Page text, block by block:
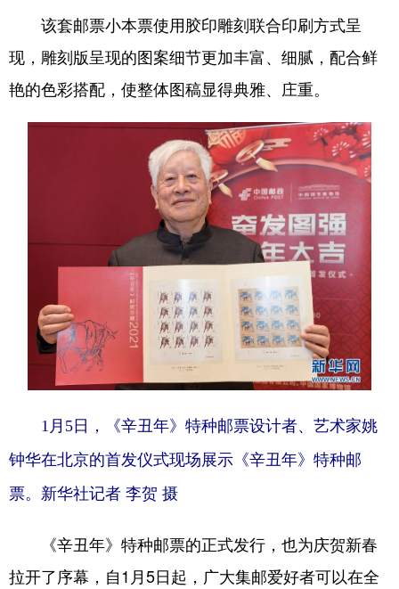
该套邮票小本票使用胶印雕刻联合印刷方式呈
现，雕刻版呈现的图案细节更加丰富、细腻，配合鲜
艳的色彩搭配，使整体图稿显得典雅、庄重。
1月5日，《辛丑年》特种邮票设计者、艺术家姚
钟华在北京的首发仪式现场展示《辛丑年》特种邮
票。新华社记者 李贺 摄
《辛丑年》特种邮票的正式发行，也为庆贺新春
拉开了序幕，自1月5日起，广大集邮爱好者可以在全